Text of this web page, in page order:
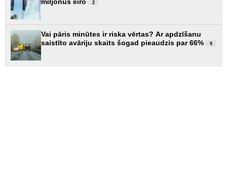
2
Vai pāris minūtes ir riska vērtas? Ar apdzīšanu
saistīto avāriju skaits šogad pieaudzis par 66%
9